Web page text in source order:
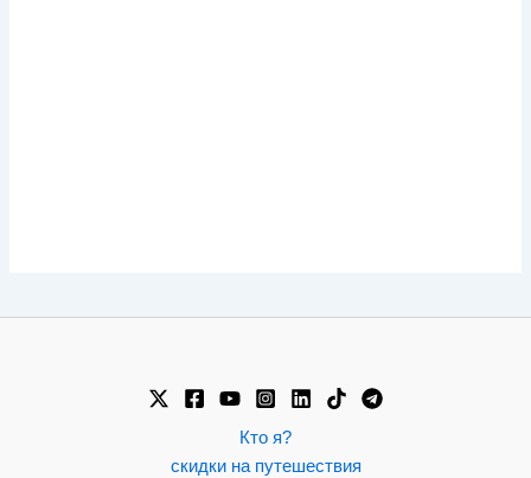
Кто я?
скидки на путешествия